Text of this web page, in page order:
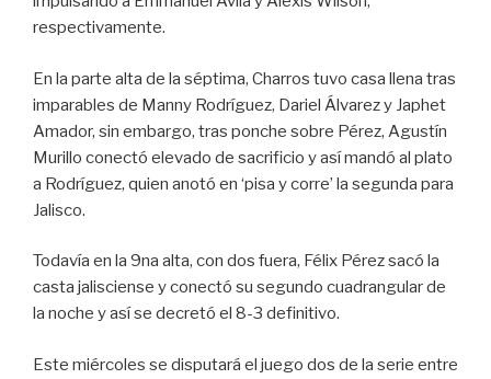
respectivamente.
En la parte alta de la séptima, Charros tuvo casa llena tras
imparables de Manny Rodríguez, Dariel Álvarez y Japhet
Amador, sin embargo, tras ponche sobre Pérez, Agustín
Murillo conectó elevado de sacrificio y así mandó al plato
a Rodríguez, quien anotó en ‘pisa y corre’ la segunda para
Jalisco.
Todavía en la 9na alta, con dos fuera, Félix Pérez sacó la
casta jalisciense y conectó su segundo cuadrangular de
la noche y así se decretó el 8-3 definitivo.
Este miércoles se disputará el juego dos de la serie entre